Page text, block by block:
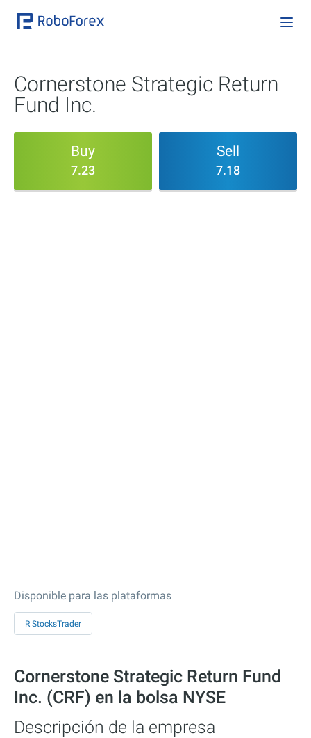
Cornerstone Strategic Return
Fund Inc.
Buy
7.23
Sell
7.18
Disponible para las plataformas
R StocksTrader
Cornerstone Strategic Return Fund
Inc. (CRF) en la bolsa NYSE
Descripción de la empresa